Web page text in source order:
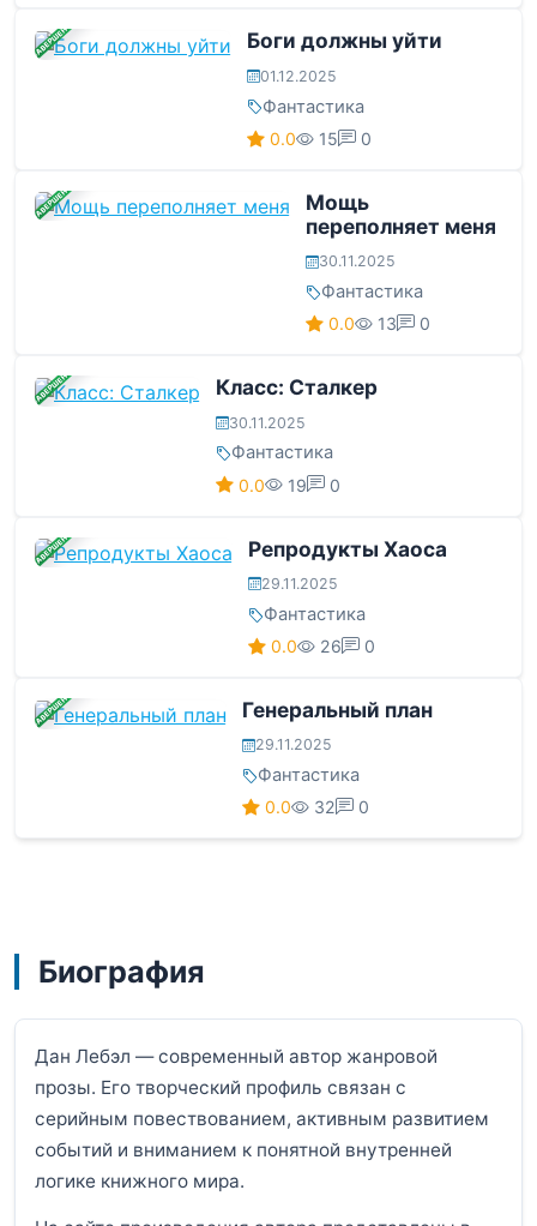
ЗАВЕРШЕНА Боги должны уйти
01.12.2025
Фантастика
0.0 15 0
ЗАВЕРШЕНА
Мощь
переполняет меня
30.11.2025
Фантастика
0.0 13 0
ЗАВЕРШЕНА Класс: Сталкер
30.11.2025
Фантастика
0.0 19 0
ЗАВЕРШЕНА Репродукты Хаоса
29.11.2025
Фантастика
0.0 26 0
ЗАВЕРШЕНА Генеральный план
29.11.2025
Фантастика
0.0 32 0
Биография
Дан Лебэл — современный автор жанровой
прозы. Его творческий профиль связан с
серийным повествованием, активным развитием
событий и вниманием к понятной внутренней
логике книжного мира.